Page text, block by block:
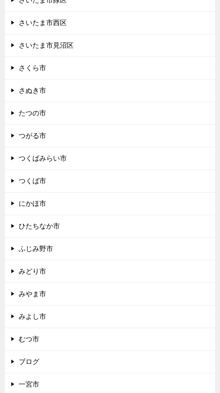
さいたま市西区
さいたま市見沼区
さくら市
さぬき市
たつの市
つがる市
つくばみらい市
つくば市
にかほ市
ひたちなか市
ふじみ野市
みどり市
みやま市
みよし市
むつ市
ブログ
一宮市